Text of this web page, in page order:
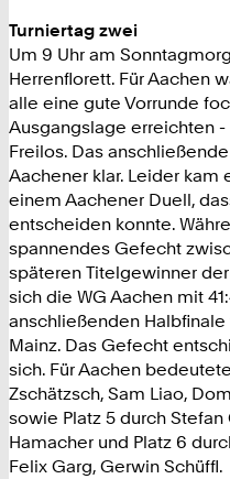
Turniertag zwei
Um 9 Uhr am
Herrenflorett. Für Aachen
alle eine gute Vorrunde
Ausgangslage erreichten
Freilos. Das
Aachener klar. Leider kam
einem Aachener Duell,
entscheiden konnte.
spannendes Gefecht
späteren Titelgewinner
sich die WG Aachen mit
anschließenden Halbfinale
Mainz. Das Gefecht
sich. Für Aachen
Zschätzsch, Sam Liao,
sowie Platz 5 durch Stefan
Hamacher und Platz 6
Felix Garg, Gerwin Schüffl.